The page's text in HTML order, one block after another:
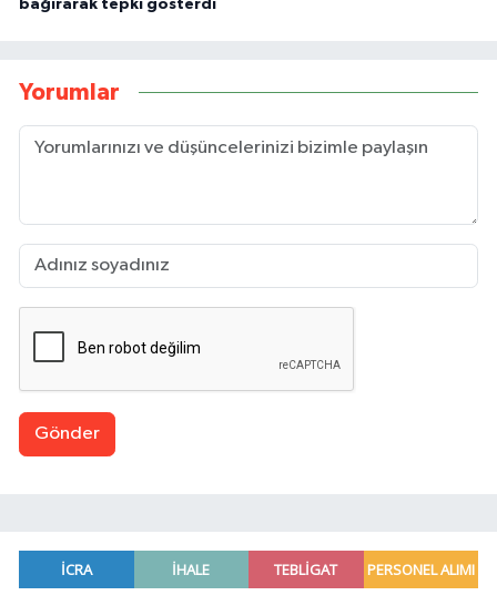
bağırarak tepki gösterdi
Yorumlar
Gönder